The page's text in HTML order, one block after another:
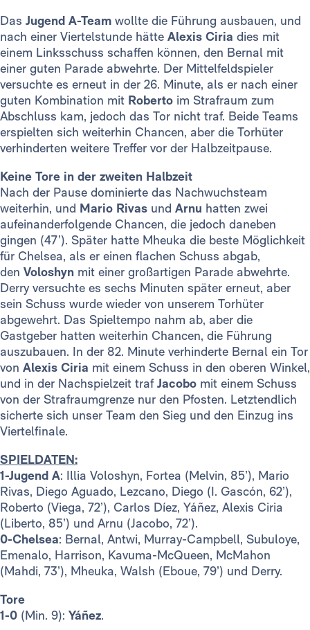
Das Jugend A-Team wollte die Führung ausbauen, und
nach einer Viertelstunde hätte Alexis Ciria dies mit
einem Linksschuss schaffen können, den Bernal mit
einer guten Parade abwehrte. Der Mittelfeldspieler
versuchte es erneut in der 26. Minute, als er nach einer
guten Kombination mit Roberto im Strafraum zum
Abschluss kam, jedoch das Tor nicht traf. Beide Teams
erspielten sich weiterhin Chancen, aber die Torhüter
verhinderten weitere Treffer vor der Halbzeitpause.
Keine Tore in der zweiten Halbzeit
Nach der Pause dominierte das Nachwuchsteam
weiterhin, und Mario Rivas und Arnu hatten zwei
aufeinanderfolgende Chancen, die jedoch daneben
gingen (47’). Später hatte Mheuka die beste Möglichkeit
für Chelsea, als er einen flachen Schuss abgab,
den Voloshyn mit einer großartigen Parade abwehrte.
Derry versuchte es sechs Minuten später erneut, aber
sein Schuss wurde wieder von unserem Torhüter
abgewehrt. Das Spieltempo nahm ab, aber die
Gastgeber hatten weiterhin Chancen, die Führung
auszubauen. In der 82. Minute verhinderte Bernal ein Tor
von Alexis Ciria mit einem Schuss in den oberen Winkel,
und in der Nachspielzeit trafJacobo mit einem Schuss
von der Strafraumgrenze nur den Pfosten. Letztendlich
sicherte sich unser Team den Sieg und den Einzug ins
Viertelfinale.
SPIELDATEN:
1-Jugend A: Illia Voloshyn, Fortea (Melvin, 85’), Mario
Rivas, Diego Aguado, Lezcano, Diego (I. Gascón, 62’),
Roberto (Viega, 72’), Carlos Díez, Yáñez, Alexis Ciria
(Liberto, 85’) und Arnu (Jacobo, 72’).
0-Chelsea: Bernal, Antwi, Murray-Campbell, Subuloye,
Emenalo, Harrison, Kavuma-McQueen, McMahon
(Mahdi, 73’), Mheuka, Walsh (Eboue, 79’) und Derry.
Tore
1-0 (Min. 9): Yáñez.